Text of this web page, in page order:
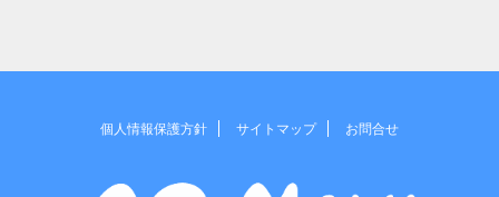
個人情報保護方針 サイトマップ お問合せ